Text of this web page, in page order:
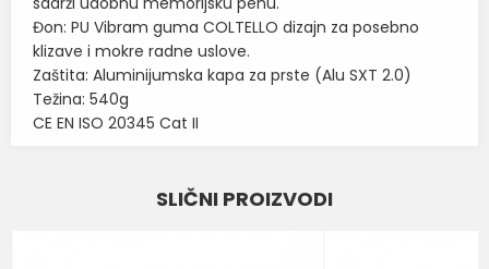
Đon: PU Vibram guma COLTELLO dizajn za posebno
klizave i mokre radne uslove.
Zaštita: Aluminijumska kapa za prste (Alu SXT 2.0)
Težina: 540g
CE EN ISO 20345 Cat II
BELE CIPELE I KLOMPE
SLIČNI PROIZVODI